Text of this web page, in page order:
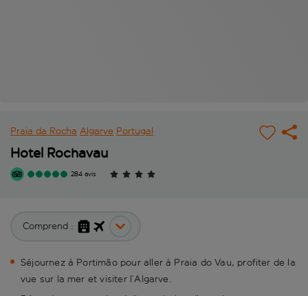
Praia da Rocha Algarve Portugal
Hotel Rochavau
284 avis
Comprend :
Séjournez à Portimão pour aller à Praia do Vau, profiter de la
vue sur la mer et visiter l’Algarve.